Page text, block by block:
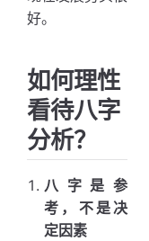
好。
如何理性
看待八字
分析？
八字是参
考，不是决
定因素